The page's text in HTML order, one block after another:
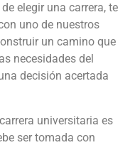
elegir una carrera, te
uno de nuestros
un camino que
necesidades del
decisión acertada
universitaria es
ser tomada con